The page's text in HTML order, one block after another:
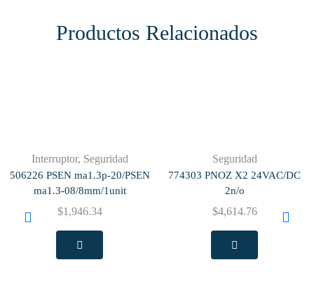
Productos Relacionados
Interruptor, Seguridad
506226 PSEN ma1.3p-20/PSEN
ma1.3-08/8mm/1unit
$1,946.34
Seguridad
774303 PNOZ X2 24VAC/DC
2n/o
$4,614.76